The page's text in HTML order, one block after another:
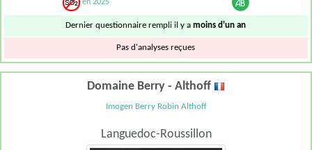
en 2025
Dernier questionnaire rempli il y amoins d'un an
Pas d'analyses reçues
Domaine Berry - Althoff
Imogen Berry Robin Althoff
Languedoc-Roussillon